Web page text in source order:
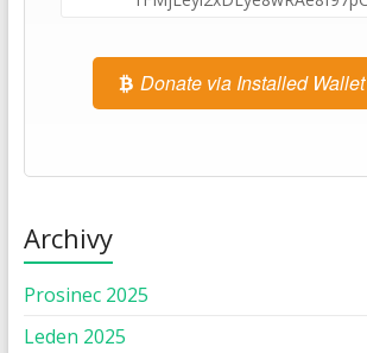
Donate via Installed Wallet
Archivy
Prosinec 2025
Leden 2025